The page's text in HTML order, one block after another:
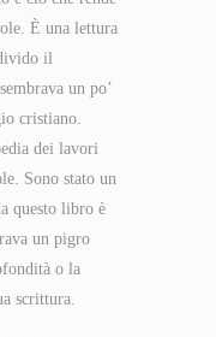
È una lettura
il
un po’
cristiano.
dei lavori
Sono stato un
questo libro è
un pigro
o la
scrittura.